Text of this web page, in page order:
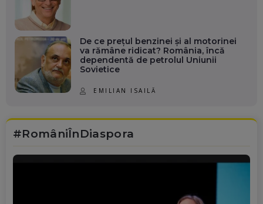
De ce prețul benzinei și al motorinei
va rămâne ridicat? România, încă
dependentă de petrolul Uniunii
Sovietice
EMILIAN ISAILĂ
#RomâniÎnDiaspora